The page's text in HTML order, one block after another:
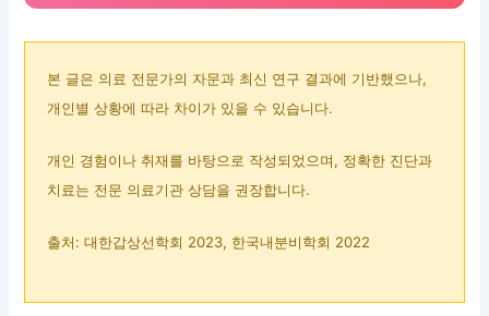
본 글은 의료 전문가의 자문과 최신 연구 결과에 기반했으나,
개인별 상황에 따라 차이가 있을 수 있습니다.
개인 경험이나 취재를 바탕으로 작성되었으며, 정확한 진단과
치료는 전문 의료기관 상담을 권장합니다.
출처: 대한갑상선학회 2023, 한국내분비학회 2022